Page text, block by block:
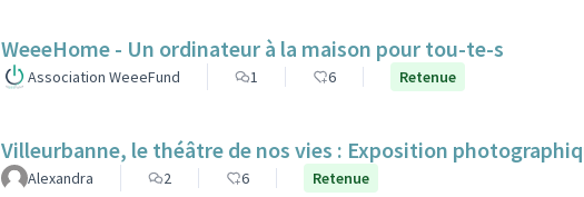
WeeeHome - Un ordinateur à la maison pour tou-te-s
Association WeeeFund 1 6 Retenue
Villeurbanne, le théâtre de nos vies : Exposition
Alexandra 2 6 Retenue